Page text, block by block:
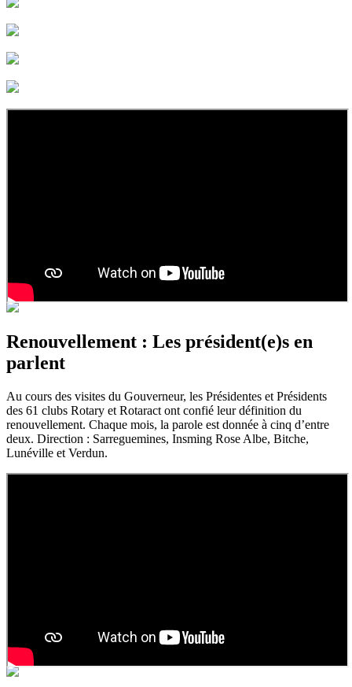
Renouvellement : Les président(e)s en
parlent
Au cours des visites du Gouverneur, les Présidentes et Présidents
des 61 clubs Rotary et Rotaract ont confié leur définition du
renouvellement. Chaque mois, la parole est donnée à cinq d’entre
deux. Direction : Sarreguemines, Insming Rose Albe, Bitche,
Lunéville et Verdun.